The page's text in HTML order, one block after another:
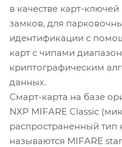
в качестве карт-
замков, для
идентификации с
карт с чипами
криптографическим
данных.
Смарт-карта на базе
NXP MIFARE Classic
распространенный тип
называются MIFARE